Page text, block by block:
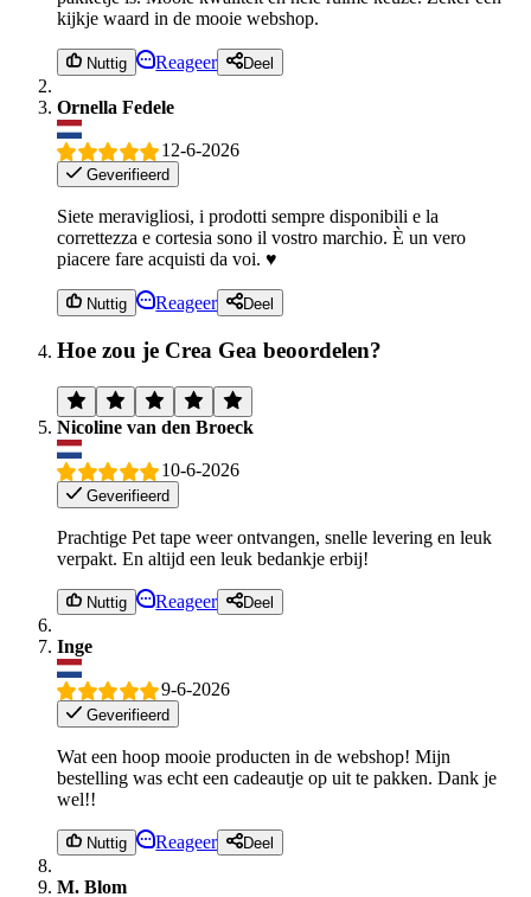
kijkje waard in de mooie webshop.
Nuttig Reageer Deel
Ornella Fedele
12-6-2026
Geverifieerd
Siete meravigliosi, i prodotti sempre disponibili e la
correttezza e cortesia sono il vostro marchio. È un vero
piacere fare acquisti da voi. ♥️
Nuttig Reageer Deel
Hoe zou je Crea Gea beoordelen?
Nicoline van den Broeck
10-6-2026
Geverifieerd
Prachtige Pet tape weer ontvangen, snelle levering en leuk
verpakt. En altijd een leuk bedankje erbij!
Nuttig Reageer Deel
Inge
9-6-2026
Geverifieerd
Wat een hoop mooie producten in de webshop! Mijn
bestelling was echt een cadeautje op uit te pakken. Dank je
wel!!
Nuttig Reageer Deel
M. Blom